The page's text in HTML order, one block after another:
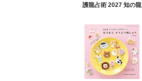
護龍占術 2027 知の龍